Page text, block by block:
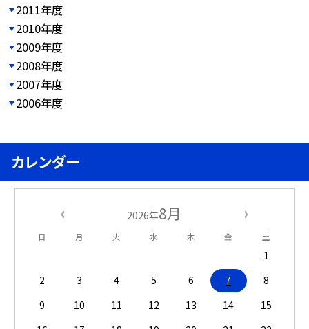
2011年度
2010年度
2009年度
2008年度
2007年度
2006年度
カレンダー
2026年8月
日 月 火 水 木 金 土
1
2
3 4 5 6 7
8
9
10 11 12 13 14
15